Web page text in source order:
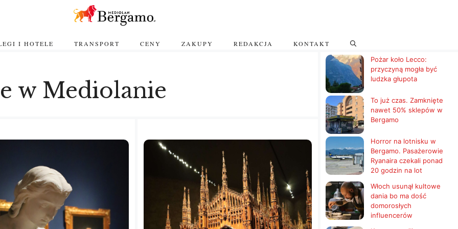
I HOTELE TRANSPORT CENY ZAKUPY REDAKCJA KONTAKT
w Mediolanie
Pożar koło Lecco:
przyczyną mogła być
ludzka głupota
To już czas. Zamknięte
nawet 50% sklepów w
Bergamo
Horror na lotnisku w
Bergamo. Pasażerowie
Ryanaira czekali ponad
20 godzin na lot
Włoch usunął kultowe
dania bo ma dość
domorosłych
influencerów